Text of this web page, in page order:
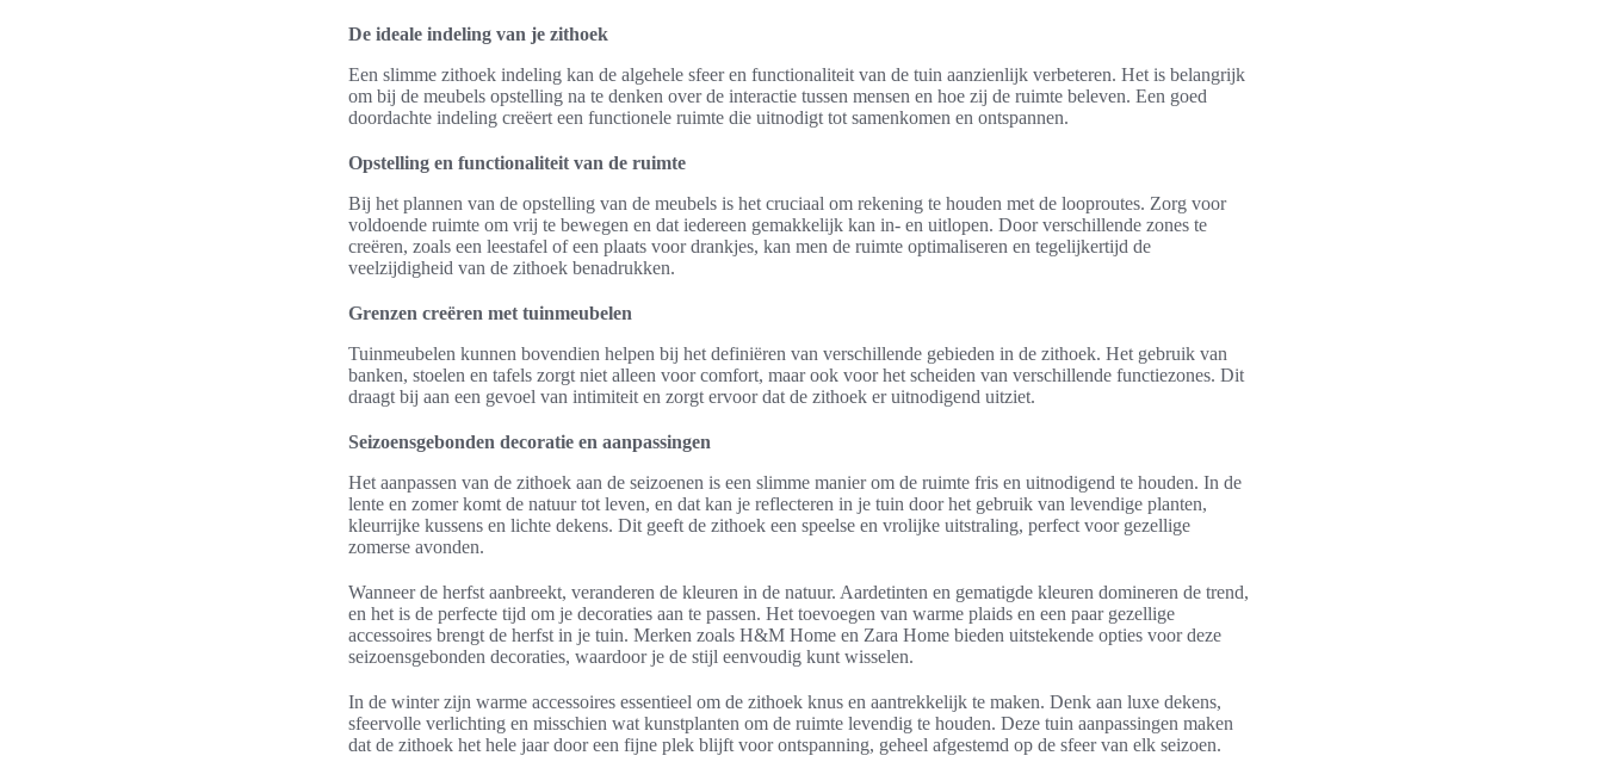
De ideale indeling van je zithoek
Een slimme zithoek indeling kan de algehele sfeer en functionaliteit van de tuin aanzienlijk verbeteren. Het is belangrijk
om bij de meubels opstelling na te denken over de interactie tussen mensen en hoe zij de ruimte beleven. Een goed
doordachte indeling creëert een functionele ruimte die uitnodigt tot samenkomen en ontspannen.
Opstelling en functionaliteit van de ruimte
Bij het plannen van de opstelling van de meubels is het cruciaal om rekening te houden met de looproutes. Zorg voor
voldoende ruimte om vrij te bewegen en dat iedereen gemakkelijk kan in- en uitlopen. Door verschillende zones te
creëren, zoals een leestafel of een plaats voor drankjes, kan men de ruimte optimaliseren en tegelijkertijd de
veelzijdigheid van de zithoek benadrukken.
Grenzen creëren met tuinmeubelen
Tuinmeubelen kunnen bovendien helpen bij het definiëren van verschillende gebieden in de zithoek. Het gebruik van
banken, stoelen en tafels zorgt niet alleen voor comfort, maar ook voor het scheiden van verschillende functiezones. Dit
draagt bij aan een gevoel van intimiteit en zorgt ervoor dat de zithoek er uitnodigend uitziet.
Seizoensgebonden decoratie en aanpassingen
Het aanpassen van de zithoek aan de seizoenen is een slimme manier om de ruimte fris en uitnodigend te houden. In de
lente en zomer komt de natuur tot leven, en dat kan je reflecteren in je tuin door het gebruik van levendige planten,
kleurrijke kussens en lichte dekens. Dit geeft de zithoek een speelse en vrolijke uitstraling, perfect voor gezellige
zomerse avonden.
Wanneer de herfst aanbreekt, veranderen de kleuren in de natuur. Aardetinten en gematigde kleuren domineren de trend,
en het is de perfecte tijd om je decoraties aan te passen. Het toevoegen van warme plaids en een paar gezellige
accessoires brengt de herfst in je tuin. Merken zoals H&M Home en Zara Home bieden uitstekende opties voor deze
seizoensgebonden decoraties, waardoor je de stijl eenvoudig kunt wisselen.
In de winter zijn warme accessoires essentieel om de zithoek knus en aantrekkelijk te maken. Denk aan luxe dekens,
sfeervolle verlichting en misschien wat kunstplanten om de ruimte levendig te houden. Deze tuin aanpassingen maken
dat de zithoek het hele jaar door een fijne plek blijft voor ontspanning, geheel afgestemd op de sfeer van elk seizoen.